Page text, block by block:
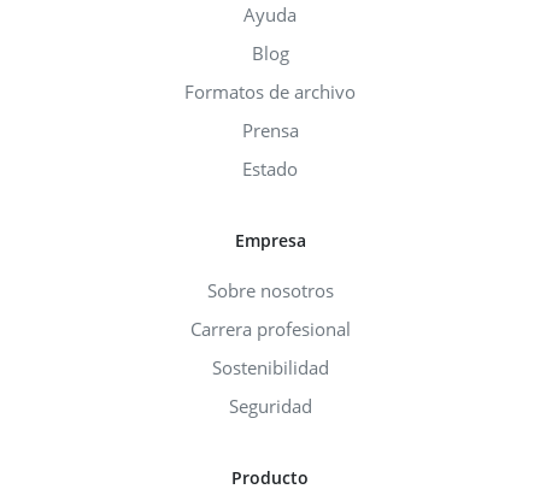
Ayuda
Blog
Formatos de archivo
Prensa
Estado
Empresa
Sobre nosotros
Carrera profesional
Sostenibilidad
Seguridad
Producto